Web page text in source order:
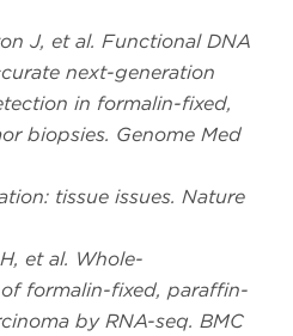
J, et al. Functional DNA
next-generation
in formalin-fixed,
biopsies. Genome Med
tissue issues. Nature
et al. Whole-
formalin-fixed, paraffin-
by RNA-seq. BMC